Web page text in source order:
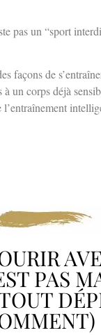
pas un “sport
façons de
un corps déjà
l’entraînement
PAS